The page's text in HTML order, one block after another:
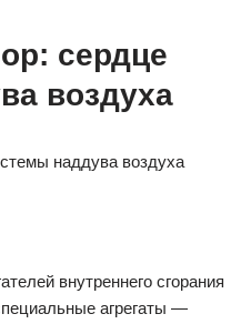
сердце
воздуха
наддува воздуха
внутреннего сгорания
агрегаты —